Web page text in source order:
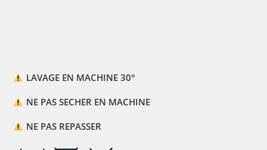
LAVAGE EN MACHINE 30°
NE PAS SECHER EN MACHINE
NE PAS REPASSER